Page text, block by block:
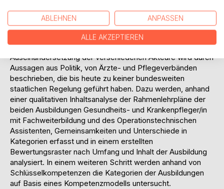
Österreich und der Schweiz gegeben. Das Berufsbild der
Operationstechnischen Assistenten ist in vielen Ländern ein
anerkannter Beruf mit jeweils ganz unterschiedlichen
Rahmenbedingungen. Die langjährige politische
Auseinandersetzung der verschiedenen Akteure wird durch
Aussagen aus Politik, von Ärzte- und Pflegeverbänden
beschrieben, die bis heute zu keiner bundesweiten
staatlichen Regelung geführt haben. Dazu werden, anhand
einer qualitativen Inhaltsanalyse der Rahmenlehrpläne der
beiden Ausbildungen Gesundheits- und Krankenpfleger/in
mit Fachweiterbildung und des Operationstechnischen
Assistenten, Gemeinsamkeiten und Unterschiede in
Kategorien erfasst und in einem erstellten
Bewertungsraster nach Umfang und Inhalt der Ausbildung
analysiert. In einem weiteren Schritt werden anhand von
Schlüsselkompetenzen die Kategorien der Ausbildungen
auf Basis eines Kompetenzmodells untersucht.
ABLEHNEN ANPASSEN
ALLE AKZEPTIEREN